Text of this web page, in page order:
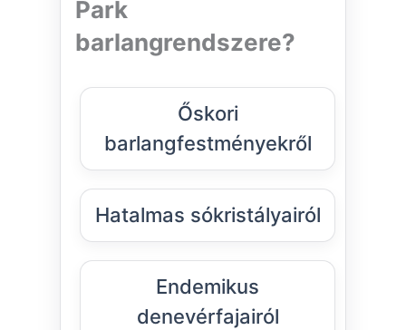
Park
barlangrendszere?
Őskori
barlangfestményekről
Hatalmas sókristályairól
Endemikus
denevérfajairól